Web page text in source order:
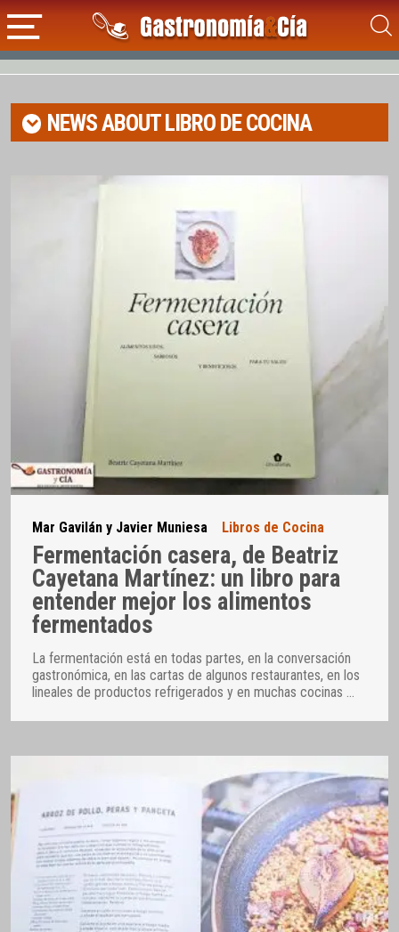
NEWS ABOUTLIBRO DE COCINA
Mar Gavilán y Javier Muniesa Libros de Cocina
Fermentación casera, de Beatriz
Cayetana Martínez: un libro para
entender mejor los alimentos
fermentados
La fermentación está en todas partes, en la conversación
gastronómica, en las cartas de algunos restaurantes, en los
lineales de productos refrigerados y en muchas cocinas